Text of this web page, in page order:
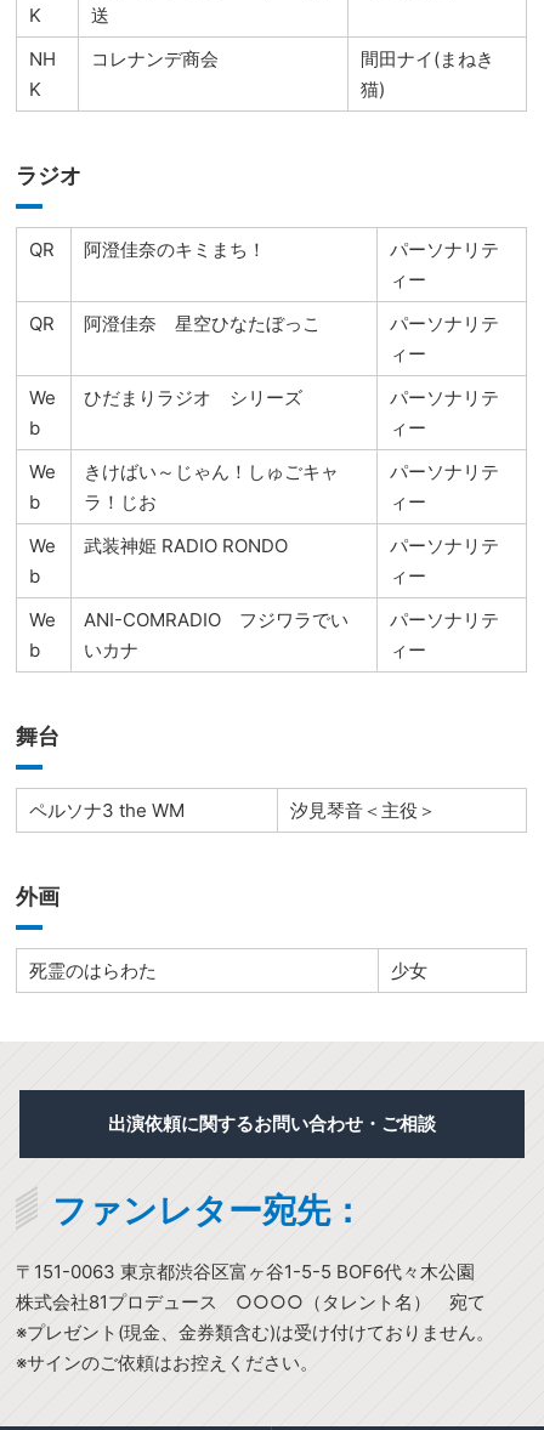
K
送
NH
K
コレナンデ商会
間田ナイ(まねき
猫)
ラジオ
QR 阿澄佳奈のキミまち！
パーソナリテ
ィー
QR
阿澄佳奈 星空ひなたぼっこ
パーソナリテ
ィー
We
b
ひだまりラジオ シリーズ
パーソナリテ
ィー
We
b
きけばい～じゃん！しゅごキャ
ラ！じお
パーソナリテ
ィー
We
b
武装神姫 RADIO RONDO
パーソナリテ
ィー
We
b
ANI-COMRADIO フジワラでい
いカナ
パーソナリテ
ィー
舞台
ペルソナ3 the WM 汐見琴音＜主役＞
外画
死霊のはらわた 少女
出演依頼に関するお問い合わせ・ご相談
ファンレター宛先：
〒151-0063 東京都渋谷区富ヶ谷1-5-5 BOF6代々木公園
株式会社81プロデュース ○○○○（タレント名） 宛て
※プレゼント(現金、金券類含む)は受け付けておりません。
※サインのご依頼はお控えください。